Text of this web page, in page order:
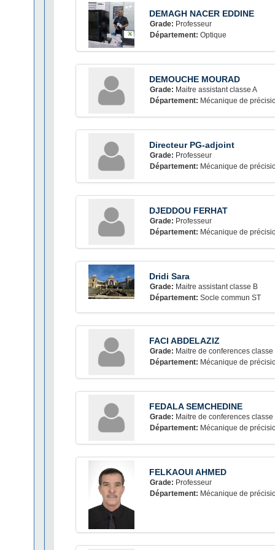
DEMAGH NACER EDDINE
Grade: Professeur
Département: Optique
DEMOUCHE MOURAD
Grade: Maitre assistant classe A
Département: Mécanique de
Directeur PG-adjoint
Grade: Professeur
Département: Mécanique de
DJEDDOU FERHAT
Grade: Professeur
Département: Mécanique de
Dridi Sara
Grade: Maitre assistant classe B
Département: Socle commun ST
FACI ABDELAZIZ
Grade: Maitre de conferences classe
Département: Mécanique de
FEDALA SEMCHEDINE
Grade: Maitre de conferences classe
Département: Mécanique de
FELKAOUI AHMED
Grade: Professeur
Département: Mécanique de